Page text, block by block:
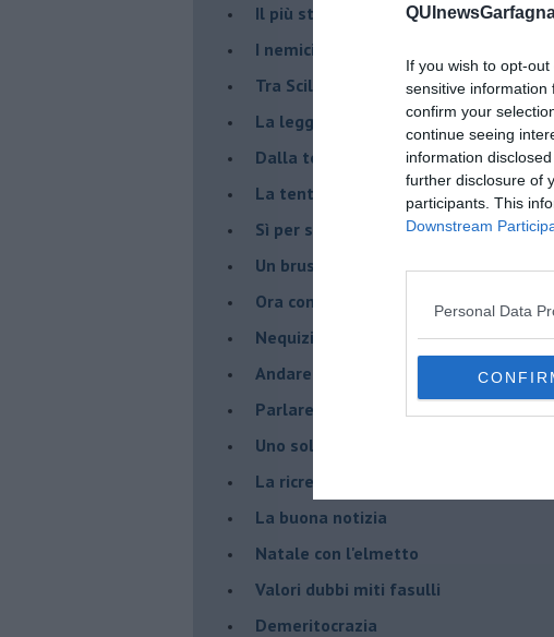
If you wish to opt-
sensitive information
confirm your
continue seeing
information
further disclosure of
participants. This
Downstream
Personal Data
Il più stupido dei mondi possibili
I nemici della verità
Tra Scilla e Cariddi
La legge del più forte
Dalla terra alla luna
La tentazione
​Sì per sempre? O no al momento?
Un brusco risveglio
Ora come allora
Nequizia
Andare oltre lo specchio
Parlare con la televisione
Uno solo al comando?
La ricreazione è finita
La buona notizia
Natale con l'elmetto
Valori dubbi miti fasulli
Demeritocrazia